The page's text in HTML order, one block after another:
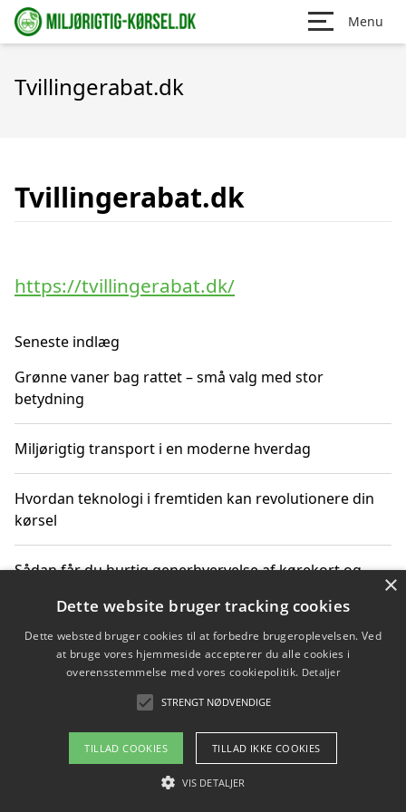
Menu
Tvillingerabat.dk
Tvillingerabat.dk
https://tvillingerabat.dk/
Seneste indlæg
Grønne vaner bag rattet – små valg med stor
betydning
Miljørigtig transport i en moderne hverdag
Hvordan teknologi i fremtiden kan revolutionere din
kørsel
Sådan får du hurtig generhvervelse af kørekort og
Sådan lærer du miljørigtig kørsel hos en køreskole i
Gentofte
Copyright 2026 - Pilanto Aps
Om / kontakt
×
Dette website bruger tracking cookies
Dette websted bruger cookies til at forbedre brugeroplevelsen. Ved
at bruge vores hjemmeside accepterer du alle cookies i
overensstemmelse med vores cookiepolitik. Detaljer
STRENGT NØDVENDIGE
TILLAD COOKIES TILLAD IKKE COOKIES
VIS DETALJER